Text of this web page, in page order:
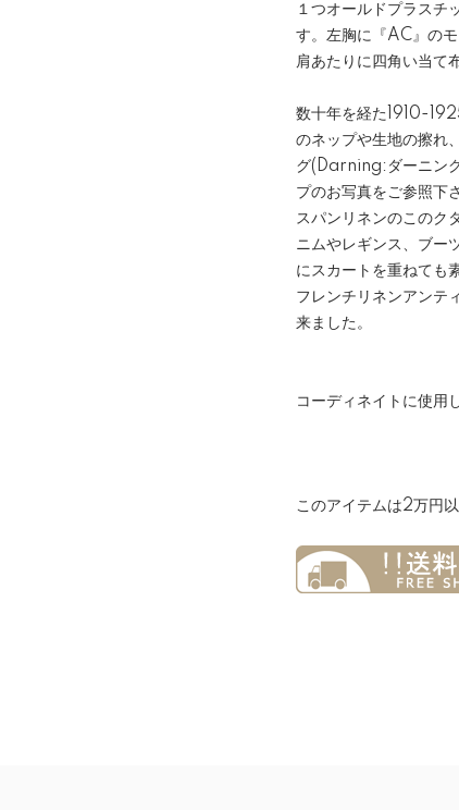
１つオールドプラスチ
す。左胸に『AC』の
肩あたりに四角い当て
数十年を経た1910-
のネップや生地の擦れ
グ(Darning:ダーニン
プのお写真をご参照下
スパンリネンのこのク
ニムやレギンス、ブー
にスカートを重ねても
フレンチリネンアンテ
来ました。
コーディネイトに使用
このアイテムは2万円